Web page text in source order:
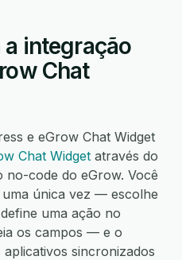
integração
Chat
e eGrow Chat Widget
Chat Widget através do
no-code do eGrow. Você
única vez — escolhe
uma ação no
os campos — e o
sincronizados